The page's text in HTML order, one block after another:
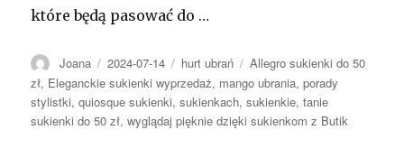
które będą pasować do …
Autor
Joana Opublikowano
2024-07-14 Kategorie
hurt ubrań Tagi
Allegro sukienki do 50
zł, Eleganckie sukienki wyprzedaż, mango ubrania,porady
stylistki,quiosque sukienki,sukienkach,sukienkie,tanie
sukienki do 50 zł,wyglądaj pięknie dzięki sukienkom z Butik